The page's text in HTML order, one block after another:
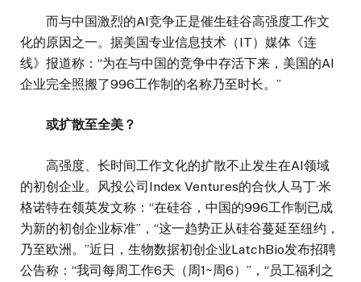
而与中国激烈的AI竞争正是催生硅谷高强度工作文
化的原因之一。据美国专业信息技术（IT）媒体《连
线》报道称：“为在与中国的竞争中存活下来，美国的AI
企业完全照搬了996工作制的名称乃至时长。”
或扩散至全美？
高强度、长时间工作文化的扩散不止发生在AI领域
的初创企业。风投公司Index Ventures的合伙人马丁·米
格诺特在领英发文称：“在硅谷，中国的996工作制已成
为新的初创企业标准”，“这一趋势正从硅谷蔓延至纽约，
乃至欧洲。”近日，生物数据初创企业LatchBio发布招聘
公告称：“我司每周工作6天（周1~周6）”，“员工福利之